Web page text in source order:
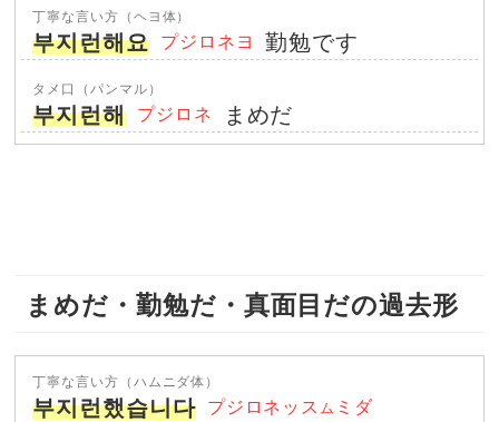
丁寧な言い方（ヘヨ体）
부지런해요 プジロネヨ 勤勉です
タメ口（パンマル）
부지런해 プジロネ まめだ
まめだ・勤勉だ・真面目だの過去形
丁寧な言い方（ハムニダ体）
부지런했습니다 プジロネッス ム ミダ